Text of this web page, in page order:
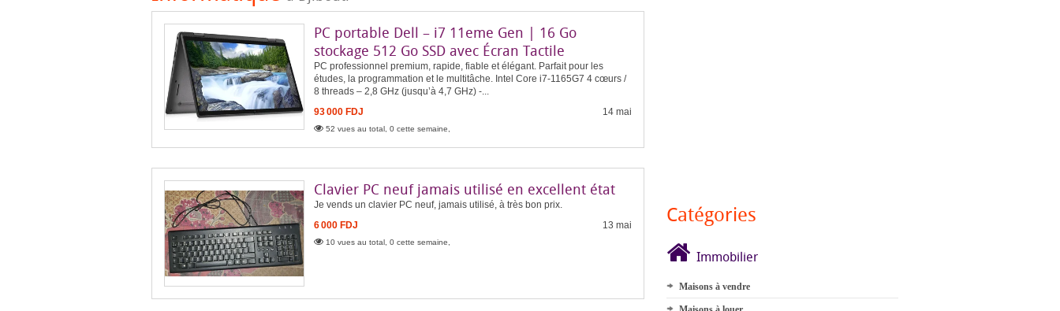
PC portable Dell – i7 11eme Gen | 16 Go
stockage 512 Go SSD avec Écran Tactile
PC professionnel premium, rapide, fiable et élégant. Parfait pour les
études, la programmation et le multitâche. Intel Core i7-1165G7 4 cœurs /
8 threads – 2,8 GHz (jusqu’à 4,7 GHz) -...
93 000 FDJ
14 mai
52 vues au total, 0 cette semaine,
Clavier PC neuf jamais utilisé en excellent état
Je vends un clavier PC neuf, jamais utilisé, à très bon prix.
6 000 FDJ
13 mai
10 vues au total, 0 cette semaine,
Catégories
Immobilier
Maisons à vendre